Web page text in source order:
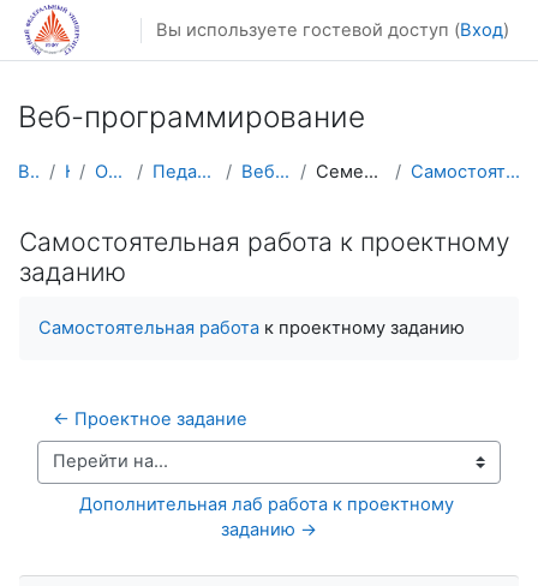
Перейти к основному содержанию
Вы используете гостевой доступ (Вход)
Веб-программирование
В начало Курсы Осенний семестр Педагогическое образование Веб-программирование Семестр 2: Фулстек-разработка Самостоятельная работа к проектному заданию
Самостоятельная работа к проектному
заданию
Самостоятельная работа к проектному заданию
← Проектное задание
Перейти на...
Дополнительная лаб работа к проектному
заданию →